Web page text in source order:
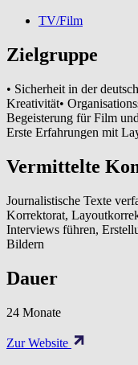
TV/Film
Zielgruppe
• Sicherheit in der
Kreativität•
Begeisterung für Film
Erste Erfahrungen mit
Vermittelte
Journalistische Texte
Korrektorat,
Interviews führen,
Bildern
Dauer
24 Monate
Zur Website